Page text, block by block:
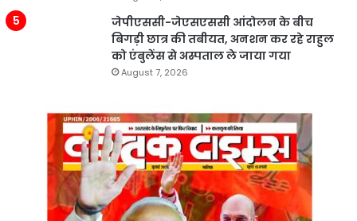
जेपीएससी-जेएसएससी आंदोलन के बीच
बिगड़ी छात्र की तबीयत, अनशन कर रहे राहुल
को एंबुलेंस से अस्पताल ले जाया गया
August 7, 2026